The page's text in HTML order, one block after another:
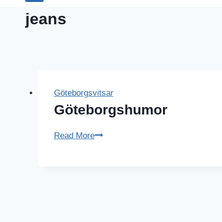
jeans
Göteborgsvitsar
Göteborgshumor
Read MoreGöteborgshumor